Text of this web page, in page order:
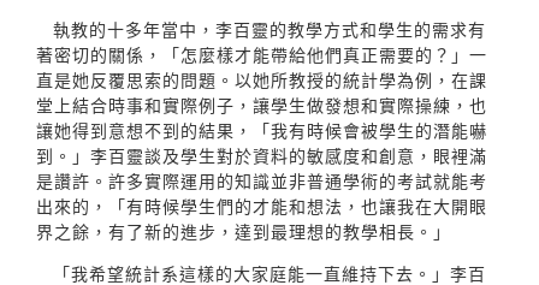
執教的十多年當中，李百靈的教學方式和學生的需求有
著密切的關係，「怎麼樣才能帶給他們真正需要的？」一
直是她反覆思索的問題。以她所教授的統計學為例，在課
堂上結合時事和實際例子，讓學生做發想和實際操練，也
讓她得到意想不到的結果，「我有時候會被學生的潛能嚇
到。」李百靈談及學生對於資料的敏感度和創意，眼裡滿
是讚許。許多實際運用的知識並非普通學術的考試就能考
出來的，「有時候學生們的才能和想法，也讓我在大開眼
界之餘，有了新的進步，達到最理想的教學相長。」
「我希望統計系這樣的大家庭能一直維持下去。」李百